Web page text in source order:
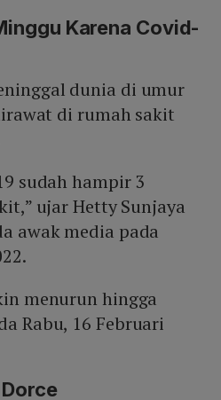
Karena Covid-
dunia di umur
di rumah sakit
sudah hampir 3
ujar Hetty Sunjaya
awak media pada
menurun hingga
Rabu, 16 Februari